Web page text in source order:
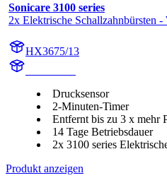
Sonicare 3100 series
2x Elektrische Schallzahnbürsten -
HX3675/13
Drucksensor
2-Minuten-Timer
Entfernt bis zu 3 x mehr
14 Tage Betriebsdauer
2x 3100 series
Produkt anzeigen